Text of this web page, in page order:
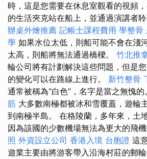
時，這是您需要在休息室觀看的視頻
的生活夾克站在船上，並通過演講者聆
辦桌外燴推薦 記帳士課程費用 學整骨
學 如果水位太低，則船可能不會在淺
太高，則船將無法通過橋樑。 竹北推
輪公司將有計劃解決這些問題，但是
的變化可以在路線上進行。 新竹整骨
通常被稱為“白色”，名字是當之無愧的
筋 大多數南極都被冰和雪覆蓋，遊輪
到南極半島。 在格陵蘭，多年來，土
因為該國的少數機場無法為更大的飛
照 外資設立公司 香港入境 台胞證 這
遊業主要由將游客帶入沿海村莊的郵